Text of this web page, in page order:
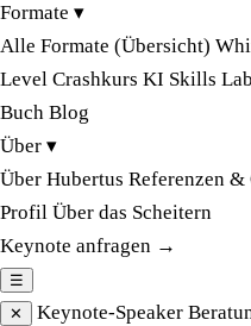
Formate ▾
Alle Formate (Übersicht)
Level Crashkurs KI Skills Lab
Buch Blog
Über ▾
Über Hubertus Referenzen &
Profil Über das Scheitern
Keynote anfragen →
☰
✕
Keynote-Speaker